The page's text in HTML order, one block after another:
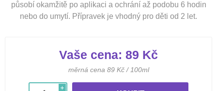
působí okamžitě po aplikaci a ochrání až podobu 6 hodin
nebo do umytí. Přípravek je vhodný pro děti od 2 let.
Vaše cena: 89 Kč
měrná cena 89 Kč / 100ml
i